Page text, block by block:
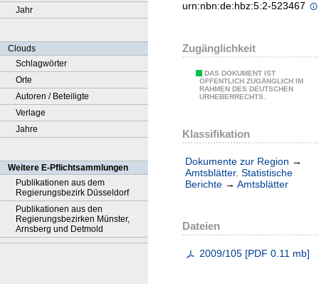
Jahr
Clouds
Schlagwörter
Orte
Autoren / Beteiligte
Verlage
Jahre
Weitere E-Pflichtsammlungen
Publikationen aus dem
Regierungsbezirk Düsseldorf
Publikationen aus den
Regierungsbezirken Münster,
Arnsberg und Detmold
urn:nbn:de:hbz:5:2-523467
Zugänglichkeit
DAS DOKUMENT IST
ÖFFENTLICH ZUGÄNGLICH IM
RAHMEN DES DEUTSCHEN
URHEBERRECHTS.
Klassifikation
Dokumente zur Region →
Amtsblätter. Statistische
Berichte → Amtsblätter
Dateien
2009/105 [PDF 0.11 mb]